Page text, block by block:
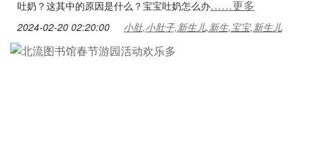
吐奶？这其中的原因是什么？宝宝吐奶怎么办……更多
2024-02-20 02:20:00 小肚,小肚子,新生儿,新生,宝宝,新生儿